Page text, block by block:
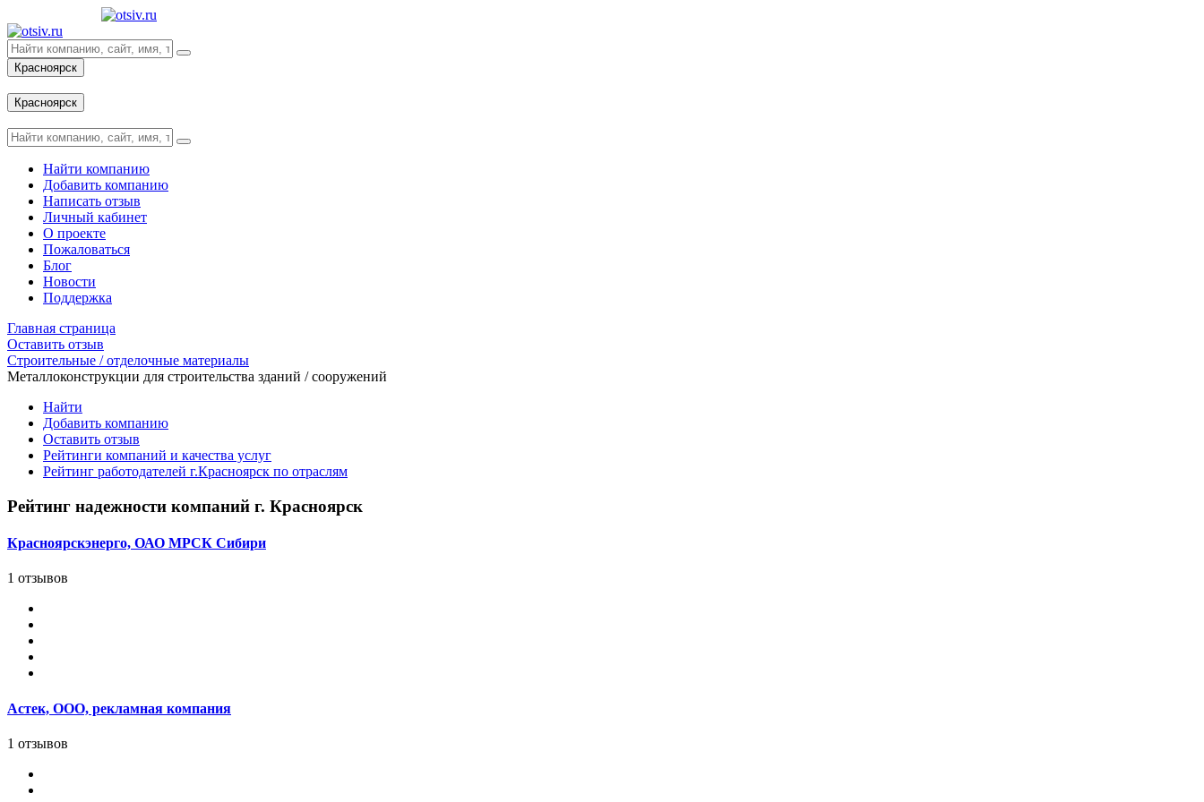
Красноярск
Красноярск
Найти компанию
Добавить компанию
Написать отзыв
Личный кабинет
О проекте
Пожаловаться
Блог
Новости
Поддержка
Главная страница
Оставить отзыв
Строительные / отделочные материалы
Металлоконструкции для строительства зданий / сооружений
Найти
Добавить компанию
Оставить отзыв
Рейтинги компаний и качества услуг
Рейтинг работодателей г.Красноярск по отраслям
Рейтинг надежности компаний г. Красноярск
Красноярскэнерго, ОАО МРСК Сибири
1 отзывов
Астек, ООО, рекламная компания
1 отзывов